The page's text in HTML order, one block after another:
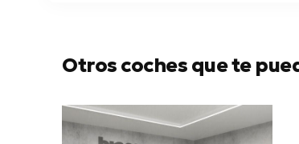
Otros coches que te